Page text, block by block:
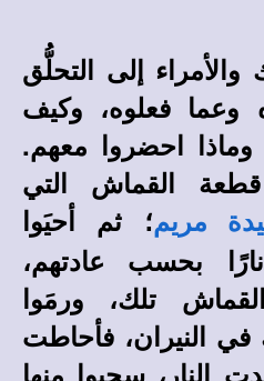
والأمراء إلى التحلُّق
وعما فعلوه، وكيف
وماذا احضروا معهم.
القماش التي
مريم؛ ثم أحيَوا
نارًا بحسب عادتهم،
تلك، ورمَوا
النيران، فأحاطت
النار، سحبوا منها